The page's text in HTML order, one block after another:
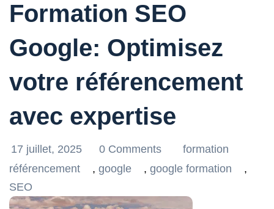
Formation SEO
Google: Optimisez
votre référencement
avec expertise
17 juillet, 2025 0 Comments
formation
référencement
, google , google formation
,
SEO